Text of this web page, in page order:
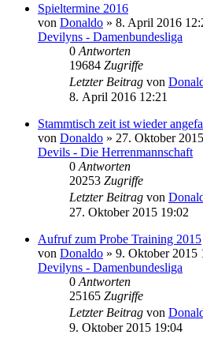
Spieltermine 2016
von Donaldo » 8. April 2016
Devilyns - Damenbundesliga
0 Antworten
19684 Zugriffe
Letzter Beitrag von
8. April 2016 12:21
Stammtisch zeit ist wieder
von Donaldo » 27. Oktober
Devils - Die Herrenmannschaft
0 Antworten
20253 Zugriffe
Letzter Beitrag von
27. Oktober 2015 19:02
Aufruf zum Probe Training 2015
von Donaldo » 9. Oktober 2015
Devilyns - Damenbundesliga
0 Antworten
25165 Zugriffe
Letzter Beitrag von
9. Oktober 2015 19:04